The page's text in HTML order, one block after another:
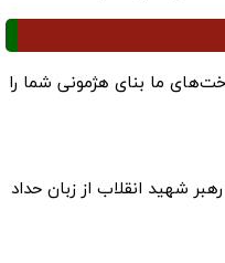
ما بنای هژمونی شما را
شهید انقلاب از زبان حداد